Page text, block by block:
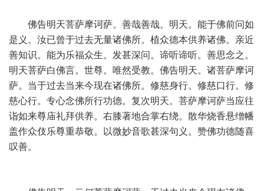
佛告明天菩萨摩诃萨。善哉善哉。明天。能于佛前问如
是义。汝已曾于过去无量诸佛所。植众德本供养诸佛。亲近
善知识。能为乐福众生。发甚深问。谛听谛听。善思念之。
明天菩萨白佛言。世尊。唯然受教。佛告明天。诸菩萨摩诃
萨。当于过去当来今现在诸佛所。修慈身行。修慈口行。修
慈心行。专心念佛所行功德。复次明天。菩萨摩诃萨当应往
诣如来尊庙礼拜供养。右膝著地合掌右绕。散华烧香悬缯幡
盖作众伎乐尊重恭敬。以微妙音歌甚深句义。赞佛功德随喜
叹善。